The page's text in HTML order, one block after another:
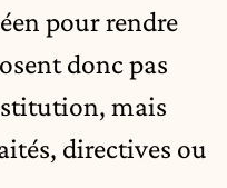
pour rendre
donc pas
mais
directives ou